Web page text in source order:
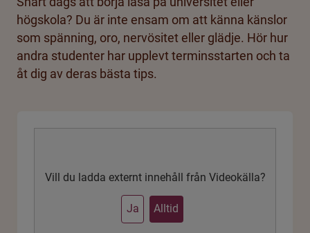
högskola? Du är inte ensam om att känna känslor
som spänning, oro, nervösitet eller glädje. Hör hur
andra studenter har upplevt terminsstarten och ta
åt dig av deras bästa tips.
Vill du ladda externt innehåll från Videokälla?
Ja Alltid